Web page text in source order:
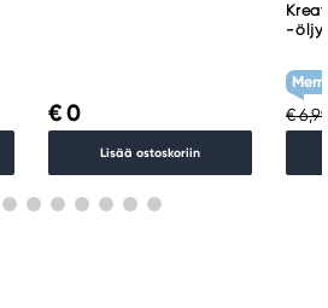
€ 0
Lisää ostoskoriin
-
€